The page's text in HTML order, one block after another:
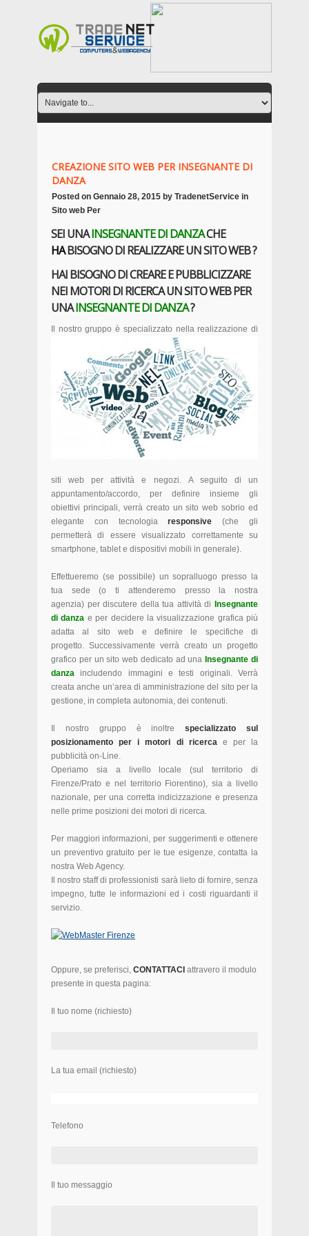
CREAZIONE SITO WEB PER INSEGNANTE DI
DANZA
Posted on Gennaio 28, 2015 by TradenetService in
Sito web Per
SEI UNAINSEGNANTE DI DANZACHE
HABISOGNO DI REALIZZARE UN SITO WEB ?
HAI BISOGNO DI CREARE E PUBBLICIZZARE
NEI MOTORI DI RICERCA UN SITO WEB PER
UNAINSEGNANTE DI DANZA?
Il nostro gruppo è specializzato nellarealizzazione di
siti web per attività e negozi. A seguito di un
appuntamento/accordo, per definire insieme gli
obiettivi principali, verrà creato un sito web sobrio ed
elegante con tecnologiaresponsive (che gli
permetterà di essere visualizzato correttamente su
smartphone, tablet e dispositivi mobili in generale).
Effettueremo (se possibile) un sopralluogo presso la
tua sede (o ti attenderemo presso la nostra
agenzia) per discutere della tua attività di
Insegnante
di danza e per decidere la visualizzazione grafica più
adatta al sito web e definire le specifiche di
progetto. Successivamente verrà creato un progetto
grafico per un sito web dedicato ad una Insegnante di
danzaincludendo immagini e testi originali. Verrà
creata anche un’area di amministrazione del sito per la
gestione, in completa autonomia, dei contenuti.
Il nostro gruppo è inoltrespecializzato sul
posizionamento per i motori di ricercae per la
pubblicità on-Line.
Operiamo sia a livello locale (sul territorio di
Firenze/Prato e nel territorio Fiorentino), sia a livello
nazionale, per una corretta indicizzazione e presenza
nelle prime posizioni dei motori di ricerca.
Per maggiori informazioni, per suggerimenti e ottenere
un preventivo gratuito per le tue esigenze, contatta la
nostra Web Agency.
Il nostro staff di professionisti sarà lieto di fornire, senza
impegno, tutte le informazioni ed i costi riguardanti il
servizio.
Oppure, se preferisci, CONTATTACI attravero il modulo
presente in questa pagina:
Il tuo nome (richiesto)
La tua email (richiesto)
Telefono
Il tuo messaggio